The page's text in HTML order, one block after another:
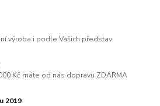
výroba i podle Vašich představ
Kč máte od nás dopravu ZDARMA
2019